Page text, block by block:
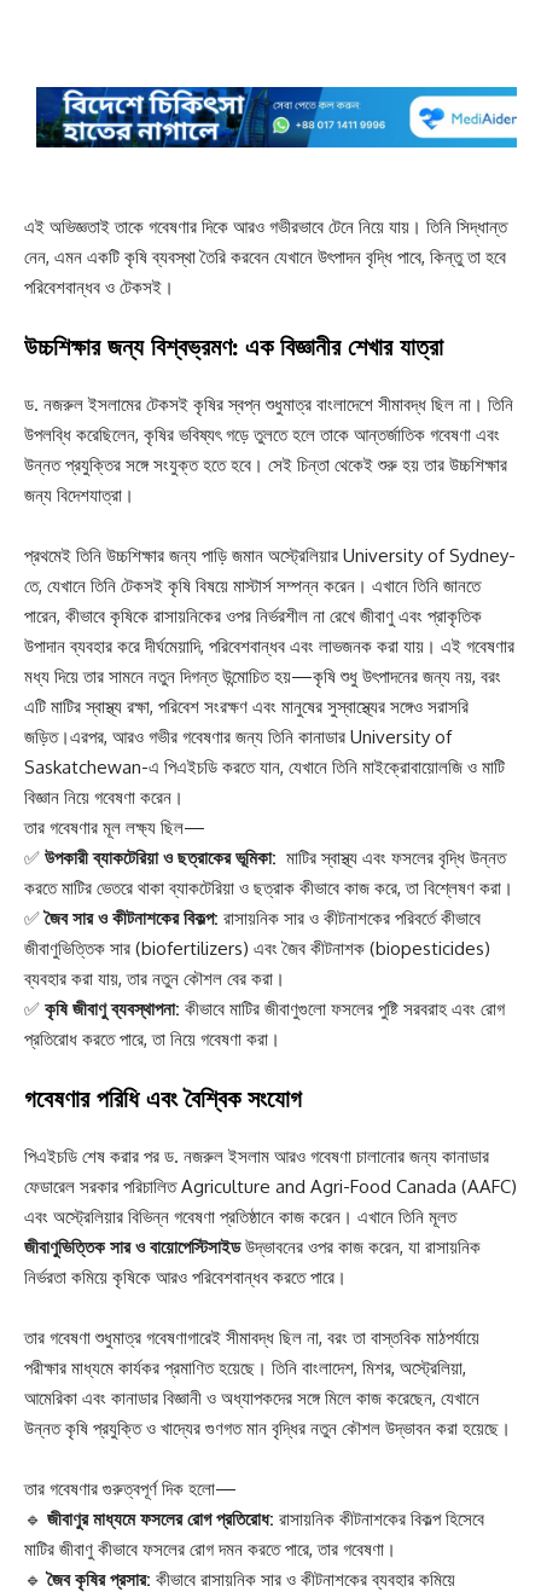
এই অভিজ্ঞতাই তাকে গবেষণার দিকে আরও গভীরভাবে টেনে নিয়ে যায়। তিনি সিদ্ধান্ত
নেন, এমন একটি কৃষি ব্যবস্থা তৈরি করবেন যেখানে উৎপাদন বৃদ্ধি পাবে, কিন্তু তা হবে
পরিবেশবান্ধব ও টেকসই।
উচ্চশিক্ষার জন্য বিশ্বভ্রমণ: এক বিজ্ঞানীর শেখার যাত্রা
ড. নজরুল ইসলামের টেকসই কৃষির স্বপ্ন শুধুমাত্র বাংলাদেশে সীমাবদ্ধ ছিল না। তিনি
উপলব্ধি করেছিলেন, কৃষির ভবিষ্যৎ গড়ে তুলতে হলে তাকে আন্তর্জাতিক গবেষণা এবং
উন্নত প্রযুক্তির সঙ্গে সংযুক্ত হতে হবে। সেই চিন্তা থেকেই শুরু হয় তার উচ্চশিক্ষার
জন্য বিদেশযাত্রা।
প্রথমেই তিনি উচ্চশিক্ষার জন্য পাড়ি জমান অস্ট্রেলিয়ার University of Sydney-
তে, যেখানে তিনি টেকসই কৃষি বিষয়ে মাস্টার্স সম্পন্ন করেন। এখানে তিনি জানতে
পারেন, কীভাবে কৃষিকে রাসায়নিকের ওপর নির্ভরশীল না রেখে জীবাণু এবং প্রাকৃতিক
উপাদান ব্যবহার করে দীর্ঘমেয়াদি, পরিবেশবান্ধব এবং লাভজনক করা যায়। এই গবেষণার
মধ্য দিয়ে তার সামনে নতুন দিগন্ত উন্মোচিত হয়—কৃষি শুধু উৎপাদনের জন্য নয়, বরং
এটি মাটির স্বাস্থ্য রক্ষা, পরিবেশ সংরক্ষণ এবং মানুষের সুস্বাস্থ্যের সঙ্গেও সরাসরি
জড়িত।এরপর, আরও গভীর গবেষণার জন্য তিনি কানাডার University of
Saskatchewan-এ পিএইচডি করতে যান, যেখানে তিনি মাইক্রোবায়োলজি ও মাটি
বিজ্ঞান নিয়ে গবেষণা করেন।
তার গবেষণার মূল লক্ষ্য ছিল—
✅ উপকারী ব্যাকটেরিয়া ও ছত্রাকের ভূমিকা: মাটির স্বাস্থ্য এবং ফসলের বৃদ্ধি উন্নত
করতে মাটির ভেতরে থাকা ব্যাকটেরিয়া ও ছত্রাক কীভাবে কাজ করে, তা বিশ্লেষণ করা।
✅জৈব সার ও কীটনাশকের বিকল্প: রাসায়নিক সার ও কীটনাশকের পরিবর্তে কীভাবে
জীবাণুভিত্তিক সার (biofertilizers) এবং জৈব কীটনাশক (biopesticides)
ব্যবহার করা যায়, তার নতুন কৌশল বের করা।
✅ কৃষি জীবাণু ব্যবস্থাপনা: কীভাবে মাটির জীবাণুগুলো ফসলের পুষ্টি সরবরাহ এবং রোগ
প্রতিরোধ করতে পারে, তা নিয়ে গবেষণা করা।
গবেষণার পরিধি এবং বৈশ্বিক সংযোগ
পিএইচডি শেষ করার পর ড. নজরুল ইসলাম আরও গবেষণা চালানোর জন্য কানাডার
ফেডারেল সরকার পরিচালিত Agriculture and Agri-Food Canada (AAFC)
এবং অস্ট্রেলিয়ার বিভিন্ন গবেষণা প্রতিষ্ঠানে কাজ করেন। এখানে তিনি মূলত
জীবাণুভিত্তিক সার ও বায়োপেস্টিসাইডউদ্ভাবনের ওপর কাজ করেন, যা রাসায়নিক
নির্ভরতা কমিয়ে কৃষিকে আরও পরিবেশবান্ধব করতে পারে।
তার গবেষণা শুধুমাত্র গবেষণাগারেই সীমাবদ্ধ ছিল না, বরং তা বাস্তবিক মাঠপর্যায়ে
পরীক্ষার মাধ্যমে কার্যকর প্রমাণিত হয়েছে। তিনি বাংলাদেশ, মিশর, অস্ট্রেলিয়া,
আমেরিকা এবং কানাডার বিজ্ঞানী ও অধ্যাপকদের সঙ্গে মিলে কাজ করেছেন, যেখানে
উন্নত কৃষি প্রযুক্তি ও খাদ্যের গুণগত মান বৃদ্ধির নতুন কৌশল উদ্ভাবন করা হয়েছে।
তার গবেষণার গুরুত্বপূর্ণ দিক হলো—
🔹 জীবাণুর মাধ্যমে ফসলের রোগ প্রতিরোধ: রাসায়নিক কীটনাশকের বিকল্প হিসেবে
মাটির জীবাণু কীভাবে ফসলের রোগ দমন করতে পারে, তার গবেষণা।
🔹জৈব কৃষির প্রসার: কীভাবে রাসায়নিক সার ও কীটনাশকের ব্যবহার কমিয়ে